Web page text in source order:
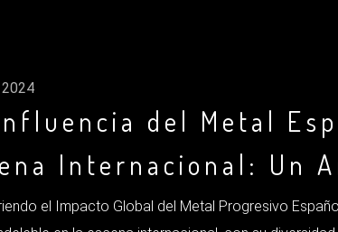
del Metal
Internacional: Un
el Impacto Global del Metal Progresivo